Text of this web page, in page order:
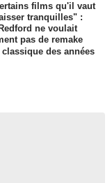
films qu'il vaut
tranquilles" :
ne voulait
pas de remake
des années